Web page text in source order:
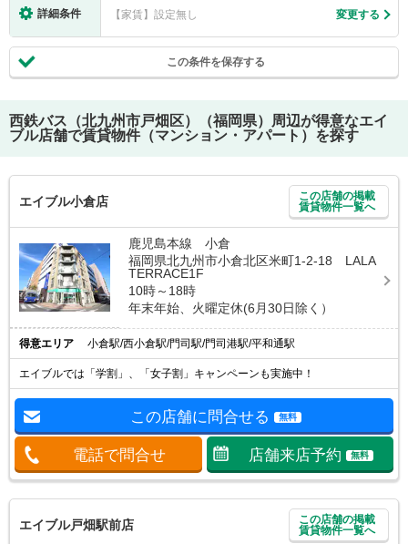
詳細条件 【家賃】設定無し 変更する
この条件を保存する
西鉄バス（北九州市戸畑区）（福岡県）
周辺が得意なエイ
ブル店舗で賃貸物件（マンション・アパート）を探す
エイブル小倉店
この店舗の掲載
賃貸物件一覧へ
鹿児島本線 小倉
福岡県北九州市小倉北区米町1-2-18 LALA
TERRACE1F
10時～18時
年末年始、火曜定休(6月30日除く）
得意エリア 小倉駅/西小倉駅/門司駅/門司港駅/平和通駅
エイブルでは「学割」、「女子割」キャンペーンも実施中！
この店舗に問合せる 無料
電話で問合せ 店舗来店予約 無料
エイブル戸畑駅前店
この店舗の掲載
賃貸物件一覧へ